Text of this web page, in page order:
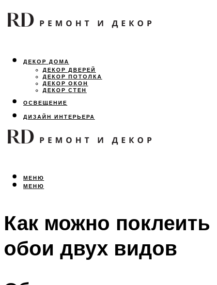
ДЕКОР ДОМА
ДЕКОР ДВЕРЕЙ
ДЕКОР ПОТОЛКА
ДЕКОР ОКОН
ДЕКОР СТЕН
ОСВЕЩЕНИЕ
ДИЗАЙН ИНТЕРЬЕРА
ЛАНДШАФТНЫЙ ДИЗАЙН
ВСЕ ПРО РЕМОНТ
МЕНЮ
МЕНЮ
Как можно поклеить
обои двух видов